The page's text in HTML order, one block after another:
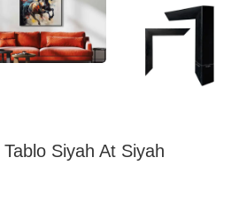
Siyah At Siyah